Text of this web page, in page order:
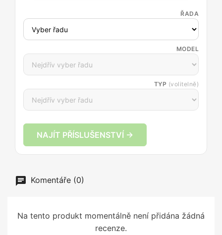
ŘADA
MODEL
TYP (volitelně)
NAJÍT PŘÍSLUŠENSTVÍ →
Komentáře (0)
Na tento produkt momentálně není přidána žádná
recenze.